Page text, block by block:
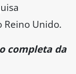
Unido.
completa da